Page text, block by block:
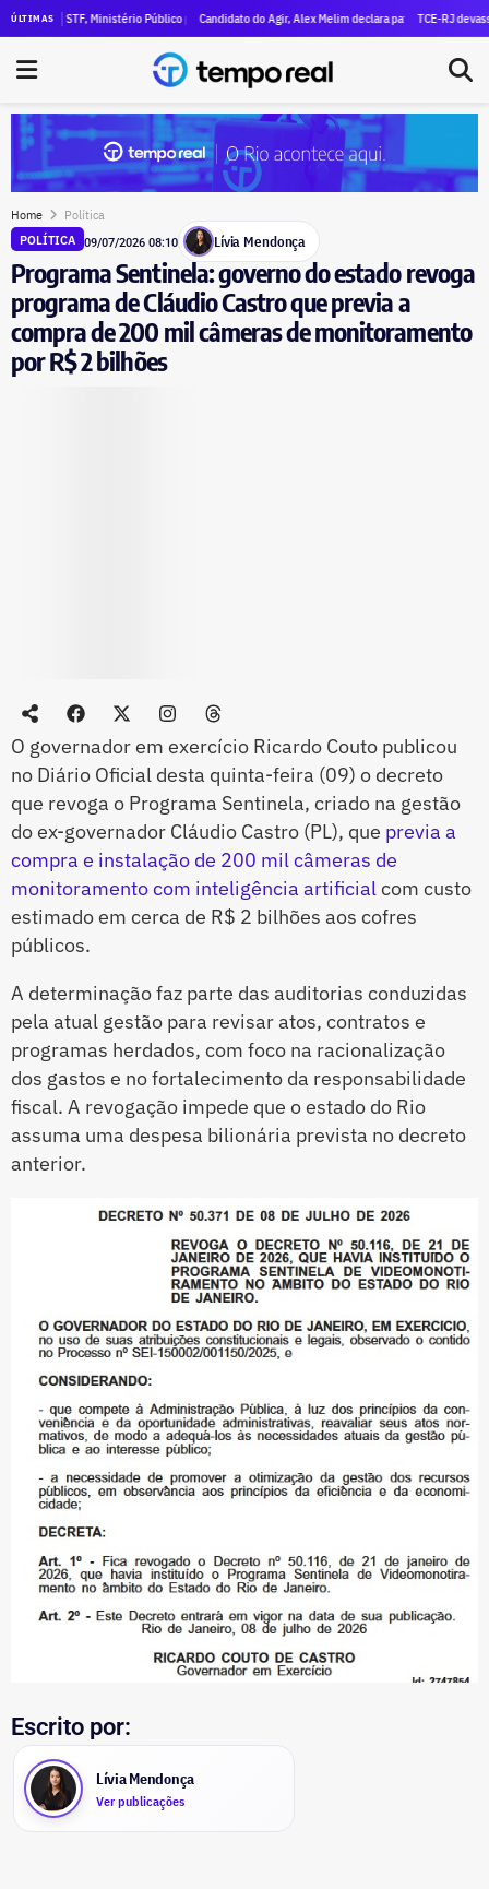
ÚLTIMAS
R$ 47 milhões em patrimônio
do STF, Ministério Público pede execução da condenação e da inelegibilidade de Garotinho
Candidato do Agir, Alex Melim declara patrimônio de R$ 30
TCE-RJ devassa
Home Política
POLÍTICA 09/07/2026 08:10 Lívia Mendonça
Programa Sentinela: governo do estado revoga
programa de Cláudio Castro que previa a
compra de 200 mil câmeras de monitoramento
por R$ 2 bilhões
O governador em exercício Ricardo Couto publicou
no Diário Oficial desta quinta-feira (09) o decreto
que revoga o Programa Sentinela, criado na gestão
do ex-governador Cláudio Castro (PL), que previa a
compra e instalação de 200 mil câmeras de
monitoramento com inteligência artificial com custo
estimado em cerca de R$ 2 bilhões aos cofres
públicos.
A determinação faz parte das auditorias conduzidas
pela atual gestão para revisar atos, contratos e
programas herdados, com foco na racionalização
dos gastos e no fortalecimento da responsabilidade
fiscal. A revogação impede que o estado do Rio
assuma uma despesa bilionária prevista no decreto
anterior.
Escrito por:
Lívia Mendonça
Ver publicações